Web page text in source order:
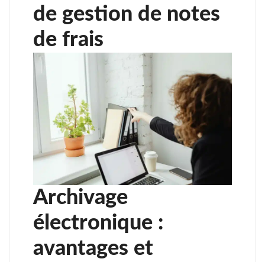
de gestion de notes
de frais
Archivage
électronique :
avantages et